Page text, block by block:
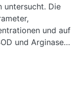
untersucht. Die
und auf
und Arginase
antioxidative
(MT) in